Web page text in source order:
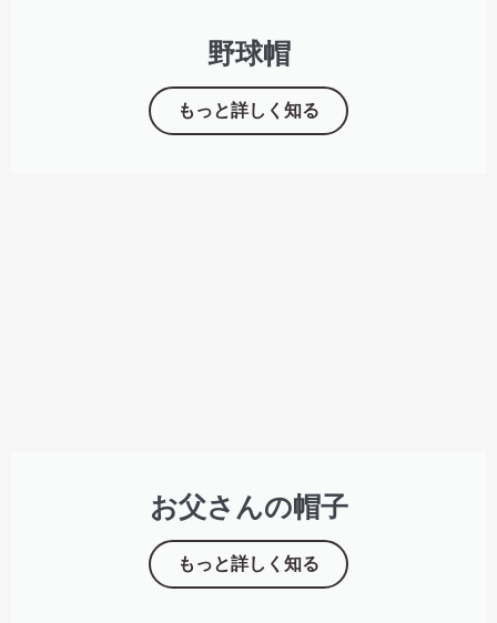
野球帽
もっと詳しく知る
お父さんの帽子
もっと詳しく知る